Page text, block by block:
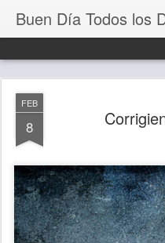
Buen Día Todos los
FEB
8